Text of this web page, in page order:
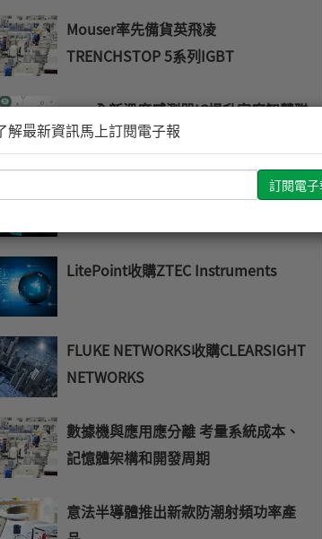
Mouser率先備貨英飛凌
TRENCHSTOP 5系列IGBT
ams全新溫度感測器IC提升家庭智慧聯
網設備性能
實現商務流程整合 CEBP打破通訊藩
LitePoint收購ZTEC Instruments
FLUKE NETWORKS收購CLEARSIGHT
NETWORKS
數據機與應用應分離 考量系統成本、
記憶體架構和開發周期
意法半導體推出新款防潮射頻功率產
解最新資訊馬上訂閱電子報
輸
您
的